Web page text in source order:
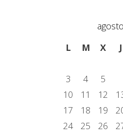
L
M X J
3
4 5
10
11 12
17
18 19
24
25 26